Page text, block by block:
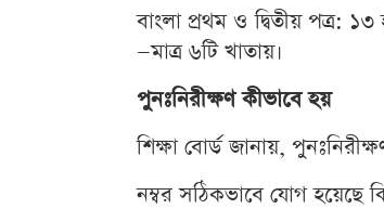
বাংলা প্রথম ও দ্বিতীয় পত্র:
—মাত্র ৬টি খাতায়।
পুনঃনিরীক্ষণ কীভাবে হয়
শিক্ষা বোর্ড জানায়,
নম্বর সঠিকভাবে যোগ হয়েছে